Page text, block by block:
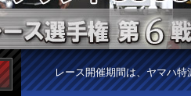
レース開催期間は、ヤマハ